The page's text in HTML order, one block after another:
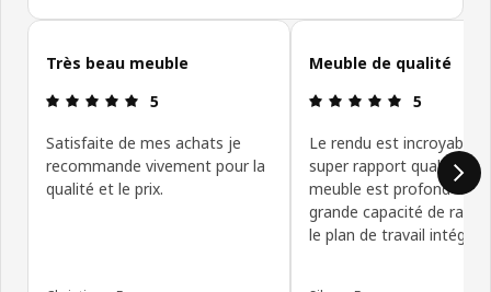
Ignorer les avis clients
Très beau meuble
Avis: 5 sur 5 étoiles
5
Satisfaite de mes achats je
recommande vivement pour la
qualité et le prix.
Meuble de qualité
Avis: 5 sur
5
Le rendu est incroyable
super rapport qualité
meuble est profond à
grande capacité de
le plan de travail intégré.